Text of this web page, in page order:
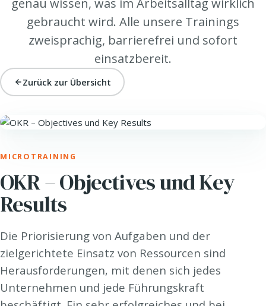
genau wissen, was im Arbeitsalltag wirklich
gebraucht wird. Alle unsere Trainings
zweisprachig, barrierefrei und sofort
einsatzbereit.
Zurück zur Übersicht
MICROTRAINING
OKR – Objectives und Key
Results
Die Priorisierung von Aufgaben und der
zielgerichtete Einsatz von Ressourcen sind
Herausforderungen, mit denen sich jedes
Unternehmen und jede Führungskraft